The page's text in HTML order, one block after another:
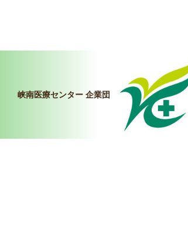
峡南医療センター 企業団